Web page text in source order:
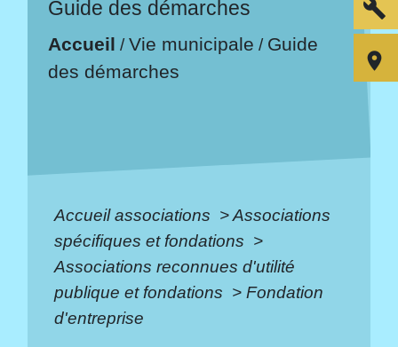
Guide des démarches
Accueil /Vie municipale / Guide
des démarches
Accueil associations >Associations
spécifiques et fondations >
Associations reconnues d'utilité
publique et fondations > Fondation
d'entreprise
build
room